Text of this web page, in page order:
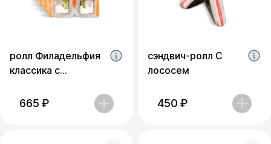
ролл Филадельфия
классика с
665 ₽
сэндвич-ролл С
лососем
450 ₽